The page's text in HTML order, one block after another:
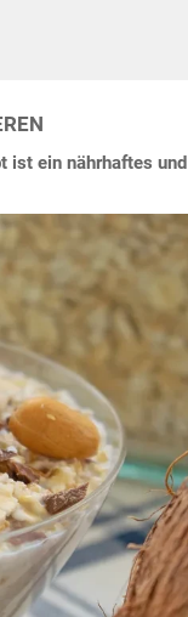
ist ein nährhaftes und